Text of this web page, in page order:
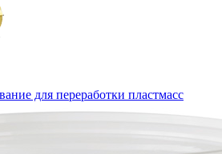
для переработки пластмасс